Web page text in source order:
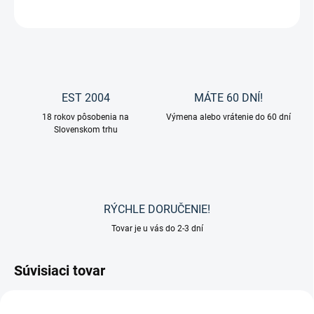
EST 2004
18 rokov pôsobenia na
Slovenskom trhu
MÁTE 60 DNÍ!
Výmena alebo vrátenie do 60 dní
RÝCHLE DORUČENIE!
Tovar je u vás do 2-3 dní
Súvisiaci tovar